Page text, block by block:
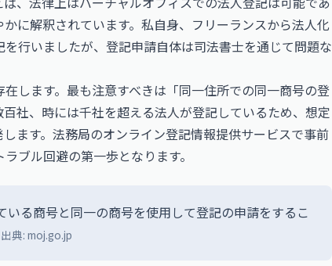
に解釈されています。私自身、フリーランスから法人化
行いましたが、登記申請自体は司法書士を通じて問題な
します。最も注意すべきは「同一住所での同一商号の登
社、時には千社を超える法人が登記しているため、想定
ます。法務局のオンライン登記情報提供サービスで事前
ブル回避の第一歩となります。
る商号と同一の商号を使用して登記の申請をするこ
出典: moj.go.jp